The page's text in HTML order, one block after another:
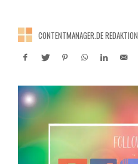
CONTENTMANAGER.DE REDAKTION